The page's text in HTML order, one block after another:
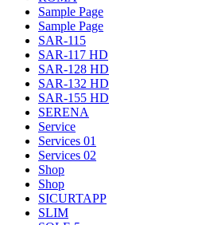
Sample Page
Sample Page
SAR-115
SAR-117 HD
SAR-128 HD
SAR-132 HD
SAR-155 HD
SERENA
Service
Services 01
Services 02
Shop
Shop
SICURTAPP
SLIM